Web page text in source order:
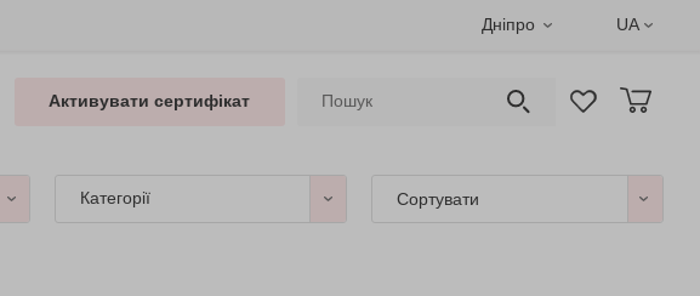
Дніпро UA
Активувати сертифікат
Категорії Сортувати